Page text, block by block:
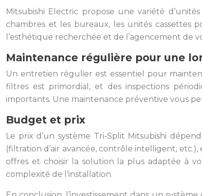
Mitsubishi Electric propose une variété
chambres et les bureaux, les unités cassettes
l’esthétique recherchée et de l’agencement de
Maintenance régulière pour une
Un entretien régulier est essentiel pour
filtres est primordial, et des inspections
importants. Une maintenance préventive vous
Budget et prix
Le prix d’un système Tri-Split Mitsubishi
(filtration d’air avancée, contrôle intelligent,
offres et choisir la solution la plus adaptée à
complexité de l’installation.